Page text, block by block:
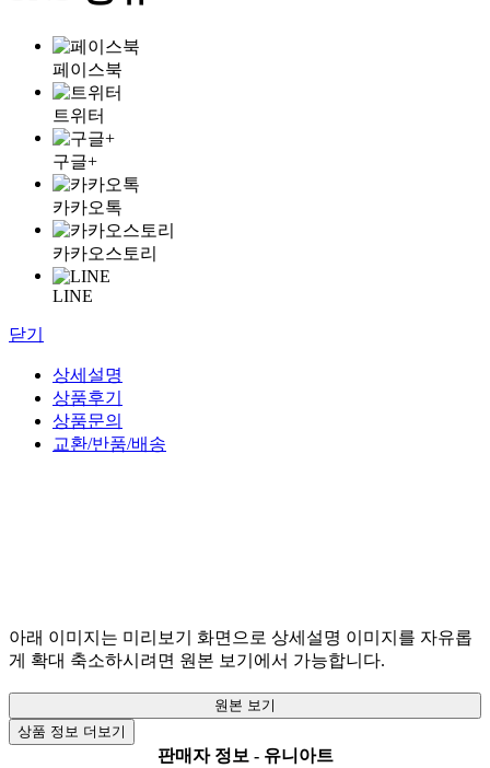
페이스북
트위터
구글+
카카오톡
카카오스토리
LINE
닫기
상세설명
상품후기
상품문의
교환/반품/배송
아래 이미지는 미리보기 화면으로 상세설명 이미지를 자유롭
게 확대 축소하시려면 원본 보기에서 가능합니다.
원본 보기
상품 정보 더보기
판매자 정보 - 유니아트